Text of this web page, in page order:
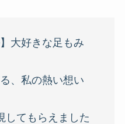
大好きな足もみ
、私の熱い想い
してもらえました